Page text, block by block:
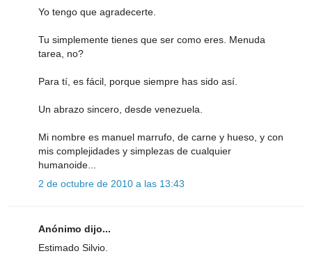
Yo tengo que agradecerte.
Tu simplemente tienes que ser como eres. Menuda
tarea, no?
Para tí, es fácil, porque siempre has sido así.
Un abrazo sincero, desde venezuela.
Mi nombre es manuel marrufo, de carne y hueso, y con
mis complejidades y simplezas de cualquier
humanoide...
2 de octubre de 2010 a las 13:43
Anónimo dijo...
Estimado Silvio.